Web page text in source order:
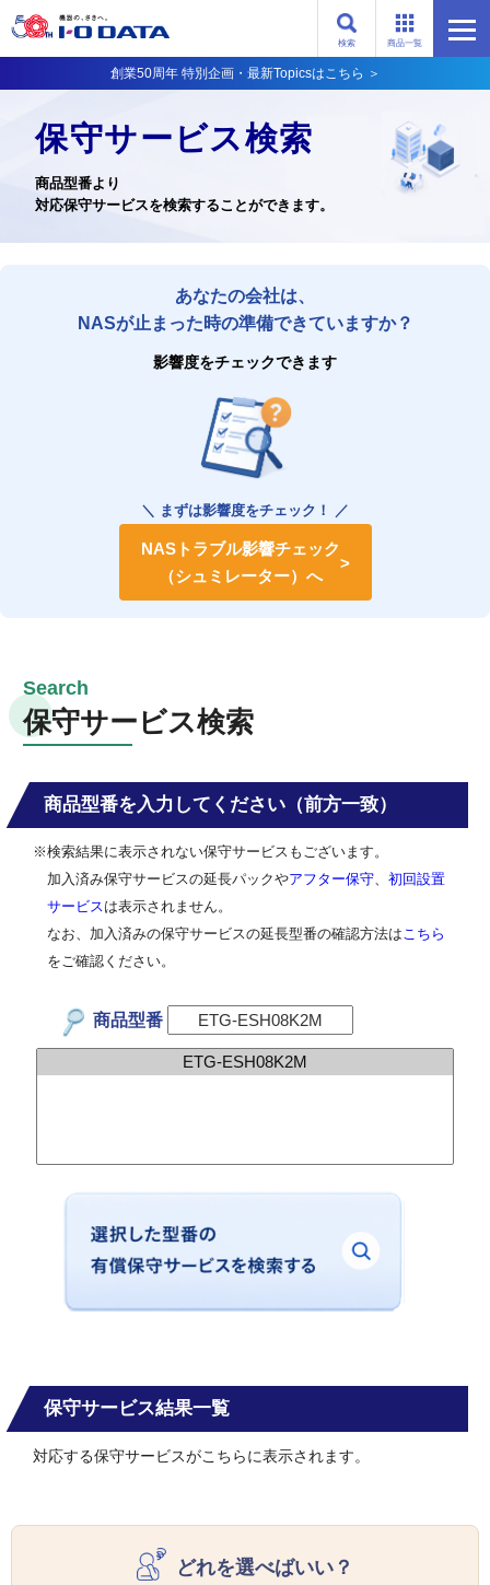
商品一覧
検索
創業50周年 特別企画・最新Topicsはこちら ＞
保守サービス検索
商品型番より
対応保守サービスを検索することができます。
あなたの会社は、
NASが止まった時の準備できていますか？
影響度をチェックできます
＼ まずは影響度をチェック！ ／
NASトラブル影響チェック
（シュミレーター）へ
保守サービス検索
商品型番を入力してください（前方一致）
※検索結果に表示されない保守サービスもございます。
加入済み保守サービスの延長パックやアフター保守
初回設置
サービス は表示されません。
なお、加入済みの保守サービスの延長型番の確認方法は こちら
をご確認ください。
商品型番
保守サービス結果一覧
対応する保守サービスがこちらに表示されます。
どれを選べばいい？